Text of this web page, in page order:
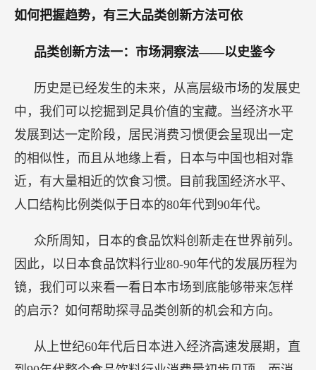
如何把握趋势，有三大品类创新方法可依
品类创新方法一：市场洞察法——以史鉴今
历史是已经发生的未来，从高层级市场的发展史
中，我们可以挖掘到足具价值的宝藏。当经济水平
发展到达一定阶段，居民消费习惯便会呈现出一定
的相似性，而且从地缘上看，日本与中国也相对靠
近，有大量相近的饮食习惯。目前我国经济水平、
人口结构比例类似于日本的80年代到90年代。
众所周知，日本的食品饮料创新走在世界前列。
因此，以日本食品饮料行业80-90年代的发展历程为
镜，我们可以来看一看日本市场到底能够带来怎样
的启示？如何帮助探寻品类创新的机会和方向。
从上世纪60年代后日本进入经济高速发展期，直